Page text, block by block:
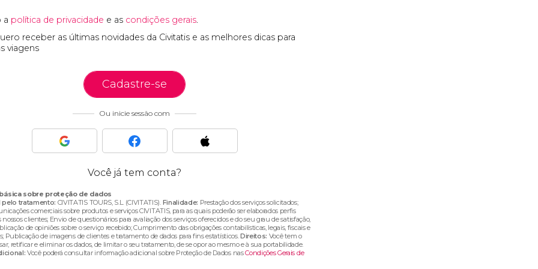
a política de privacidade e as condições gerais.
receber as últimas novidades da Civitatis e as melhores dicas para
viagens
Cadastre-se
Ou inicie sessão com
Você já tem conta?
sobre proteção de dados
tratamento: CIVITATIS TOURS, S.L. (CIVITATIS). Finalidade: Prestação dos serviços solicitados;
comerciais sobre produtos e serviços CIVITATIS, para as quais poderão ser elaborados perfis
clientes; Envio de questionários para avaliação dos serviços oferecidos e do seu grau de satisfação,
de opiniões sobre o serviço recebido; Cumprimento das obrigações contabilísticas, legais, fiscais e
Publicação de imagens de clientes e tratamento de dados para fins estatísticos.Direitos: Você tem o
retificar e eliminar os dados, de limitar o seu tratamento, de se opor ao mesmo e à sua portabilidade.
Você poderá consultar informação adicional sobre Proteção de Dados nasCondições Gerais de